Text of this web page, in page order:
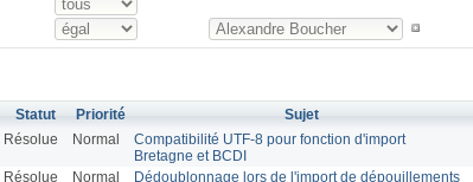
Statut Priorité Sujet
Résolue Normal
Compatibilité UTF-8 pour fonction d'import
Bretagne et BCDI
Résolue Normal
Dédoublonnage lors de l'import de dépouillements